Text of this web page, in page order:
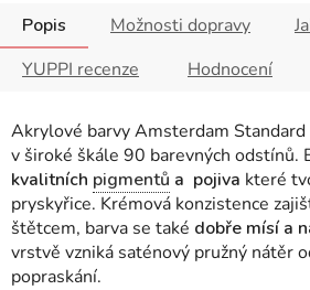
Popis Možnosti dopravy
YUPPI recenze
Hodnocení
Akrylové barvy Amsterdam
v široké škále 90 barevných odstínů.
kvalitních pigmentů a pojiva které
pryskyřice. Krémová konzistence
štětcem, barva se také dobře mísí a
vrstvě vzniká saténový pružný nátěr
popraskání.